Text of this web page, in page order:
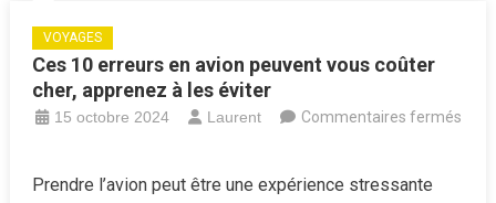
VOYAGES
Ces 10 erreurs en avion peuvent vous coûter
cher, apprenez à les éviter
15 octobre 2024 Laurent
Commentaires fermés
Prendre l’avion peut être une expérience stressante